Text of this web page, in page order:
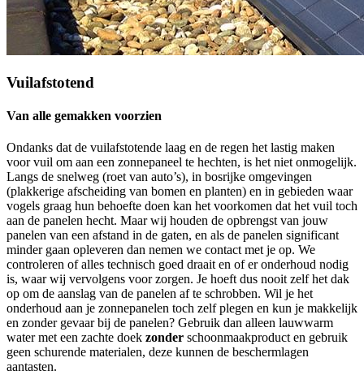
Vuilafstotend
Van alle gemakken voorzien
Ondanks dat de vuilafstotende laag en de regen het lastig maken
voor vuil om aan een zonnepaneel te hechten, is het niet onmogelijk.
Langs de snelweg (roet van auto’s), in bosrijke omgevingen
(plakkerige afscheiding van bomen en planten) en in gebieden waar
vogels graag hun behoefte doen kan het voorkomen dat het vuil toch
aan de panelen hecht. Maar wij houden de opbrengst van jouw
panelen van een afstand in de gaten, en als de panelen significant
minder gaan opleveren dan nemen we contact met je op. We
controleren of alles technisch goed draait en of er onderhoud nodig
is, waar wij vervolgens voor zorgen. Je hoeft dus nooit zelf het dak
op om de aanslag van de panelen af te schrobben. Wil je het
onderhoud aan je zonnepanelen toch zelf plegen en kun je makkelijk
en zonder gevaar bij de panelen? Gebruik dan alleen lauwwarm
water met een zachte doek zonder schoonmaakproduct en gebruik
geen schurende materialen, deze kunnen de beschermlagen
aantasten.